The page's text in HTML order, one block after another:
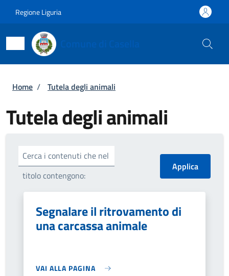
Regione Liguria
Briciole di pane
Home / Tutela degli animali
Tutela degli animali
Cerca i contenuti che nel
titolo contengono:
Segnalare il ritrovamento di
una carcassa animale
VAI ALLA PAGINA